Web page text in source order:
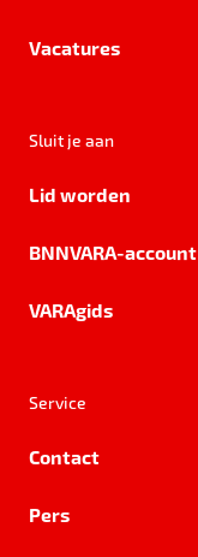
Vacatures
Sluit je aan
Lid worden
BNNVARA-account
VARAgids
Service
Contact
Pers